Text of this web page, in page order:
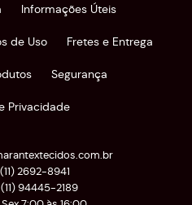
Informações Úteis
de Uso Fretes e Entrega
Segurança
Privacidade
(11)2692-8941
(11)94445-2189